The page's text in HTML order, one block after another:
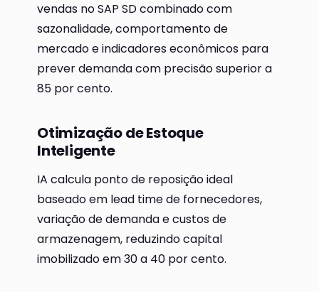
vendas no SAP SD combinado com
sazonalidade, comportamento de
mercado e indicadores econômicos para
prever demanda com precisão superior a
85 por cento.
Otimização de Estoque
Inteligente
IA calcula ponto de reposição ideal
baseado em lead time de fornecedores,
variação de demanda e custos de
armazenagem, reduzindo capital
imobilizado em 30 a 40 por cento.